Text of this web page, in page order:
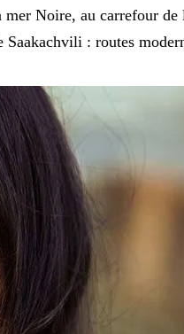
Noire, au carrefour
: routes